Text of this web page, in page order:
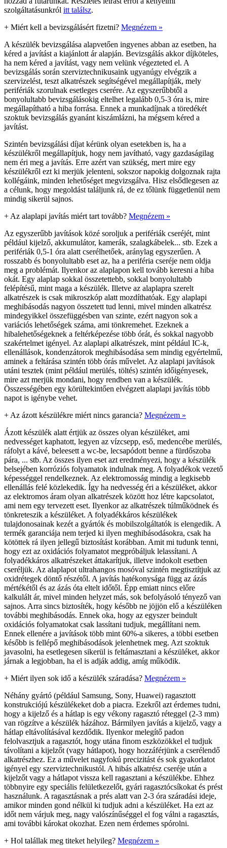
szolgáltatásunkról itt találsz.
+ Miért kell a bevizsgálásért fizetni? Megnézem »
A készülék bevizsgálása alapvetően ingyenes abban az esetben, ha
kéred a javítást a kiajánlott ár alapján. Bevizsgálás akkor díjköteles,
ha nem kéred a javítást, vagy nem velünk végezteted el. A
bevizsgálás során szerviztechnikusaink ugyanúgy elvégzik a
szervizelést, teszt alkatrészek segítségével megállapítják, mely
perifériák szorulnak esetleges cserére. Az egyszerűbbtől a
bonyolultabb bevizsgálásokig eltelhet legalább 0,5-3 óra is, mire
megállapítható a hiba forrása. Ennek a munkadíjnak a töredékét
szoktuk bevizsgálás gyanánt kiszámlázni, ha mégsem kéred a
javítást.
Szintén bevizsgálási díjat kérünk olyan esetekben is, ha a
készülékről megállapítjuk, hogy nem javítható, vagy gazdaságilag
nem éri meg a javítás. Erre azért van szükség, mert mire egy
készülékről ezt ki merjük jelenteni, sokszor napokig dolgoznak rajta
kollégáink, minden lehetőséget megvizsgálva. Hisz elsődlegesen az
a célunk, hogy megoldást találjunk rá, de ez tőlünk függetlenül nem
mindig sikerül sajnos.
+ Az alaplapi javítás miért tart tovább? Megnézem »
Az egyszerűbb javítások közé soroljuk a perifériák cseréjét, mint
például kijelző, akkumulátor, kamerák, szalagkábelek... stb. Ezek a
perifériák 0,5-1 óra alatt cserélhetőek, aránylag egyszerűen. A
rosszabb és bonyolultabb eset az, ha a periféria cseréje nem oldja
meg a problémát. Ilyenkor az alaplapon kell tovább keresni a hiba
okát. Egy alaplap sokkal összetettebb, sokkal bonyolultabb
felépítésű, mint maga a készülék. Illetve az alaplapra szerelt
alkatrészek is csak mikroszkóp alatt mozdíthatóak. Egy alaplapi
meghibásodás nagyon összetett tud lenni, mivel minden alkatrész
mindegyikkel összefüggésben van szinte, ezért nagyon sok a
variációs lehetőségek száma, ami tönkremehet. Ezeknek a
hibalehetőségeknek a feltérképezése több órát, és sokkal nagyobb
szakértelmet igényel. Az alaplapi alkatrészek, mint például IC-k,
ellenállások, kondenzátorok meghibásodása sem mindig egyértelmű,
aminek a feltárása szintén több órás művelet. Az alaplapi javítások
utáni tesztek (mint például merülés, töltés) szintén időigényesek,
mire azt merjük mondani, hogy rendben van a készülék.
Összességében egy körültekintően elvégzett alaplapi javítás több
napot is igénybe vehet.
+ Az ázott készülékre miért nincs garancia? Megnézem »
Ázott készülék alatt értjük az összes olyan készüléket, ami
nedvességet kaphatott, legyen az vízcsepp, eső, medencébe merülés,
ráfolyt a kávé, beleesett a wc-be, lecsapódott benne a fürdőszoba
pára, ... stb. Az összes ilyen eset azt eredményezi, hogy a készülék
belsejében korróziós folyamatok indulnak meg. A folyadékok vezető
képességgel rendelkeznek. Az elektromosság mindig a legkisebb
ellenállás felé közlekedik. Így ha nedvesség éri a készüléket, akkor
az elektromos áram olyan alkatrészek között hoz létre kapcsolatot,
ami nem egy tervezett eset. Ilyenkor az alkatrészek túlműködnek és
tönkreteszik a készüléket. A folyadékkáros készülékek
tulajdonosainak kezét a gyártók és mobilszolgáltatók is elengedik. A
termék garanciája nem terjed ki ilyen meghibásodásokra, csak ha
kötöttek rá ilyen jellegű biztosítást korábban. Amit mi tudunk tenni,
hogy ezt az oxidációs folyamatot megpróbáljuk lelassítani. A
folyadékkáros alkatrészeket áttakarítjuk, illetve indokolt esetben
cseréljük. Az alaplapot ultrahangos mosóval szintén megtisztítjuk az
oxidrétegek döntő részétől. A javítás hatékonysága függ az ázás
mértékétől és az ázás óta eltelt időtől. Épp emiatt nincs előre
kalkulált ár, mivel minden helyzet más, sok befolyásoló tényező van
sajnos. Arra sincs biztosíték, hogy később ne jöjjön elő a készüléken
további meghibásodás. Ennek oka, hogy az egyszer beindult
oxidációs folyamatokat csak lassítani tudjuk, megállítani nem.
Ennek ellenére a javítások több mint 60%-a sikeres, a többi esetben
később is fellépő meghibásodások jelenhetnek meg. Azt szoktuk
javasolni, ha esetlegesen sikerül is feltámasztani a készüléket, akkor
járnak a legjobban, ha el is adják addig, amíg működik.
+ Miért ilyen sok idő a készülék száradása? Megnézem »
Néhány gyártó (például Samsung, Sony, Huawei) ragasztott
konstrukciójú készülékeket dob a piacra. Ezekről azt érdemes tudni,
hogy a kijelző és a hátlap is egy vékony ragasztó réteggel (2-3 mm)
van rögzítve a készülék házához. Bármilyen javítás a kijelző, vagy a
hátlap eltávolításával kezdődik. Ilyenkor melegítő padon
felolvasztjuk a ragasztót, hogy utána finom eszközökkel el tudjuk
távolítani a kijelzőt (vagy hátlapot), hogy hozzáférjünk a cserélendő
alkatrészhez. Ez a művelet nagyfokú precizitást és sok gyakorlatot
igényel egy szerviztechnikustól. A hibás alkatrész cseréje után a
kijelzőt vagy a hátlapot vissza kell ragasztani a készülékbe. Ehhez
többnyire egy speciális felületkezelőt, gyári ragasztócsíkokat és prést
használunk. A ragasztásnak a prés alatt van 2-3 óra száradási ideje,
amikor minden gond nélkül ki tudjuk adni a készüléket. Ha ezt az
időt nem várjuk meg, nagy valószínűséggel el fog válni a ragasztás,
ami további károkat okozhat. Ezen nem érdemes spórolni.
+ Hol talállak meg titeket helyileg? Megnézem »